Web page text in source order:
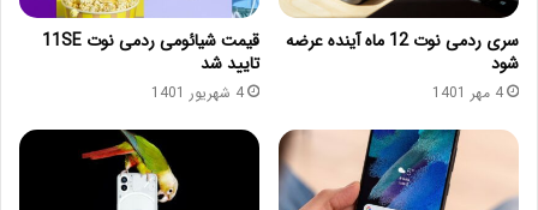
سری ردمی نوت 12 ماه آینده عرضه
شود
4 مهر 1401
قیمت شیائومی ردمی نوت 11SE
تایید شد
4 شهریور 1401